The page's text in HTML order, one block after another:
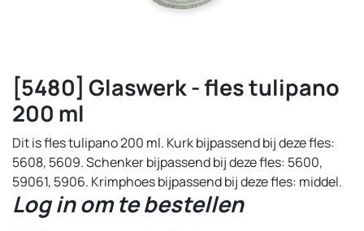
[5480] Glaswerk - fles tulipano
200 ml
Dit is fles tulipano 200 ml. Kurk bijpassend bij deze fles:
5608, 5609. Schenker bijpassend bij deze fles: 5600,
59061, 5906. Krimphoes bijpassend bij deze fles: middel.
Log in om te bestellen